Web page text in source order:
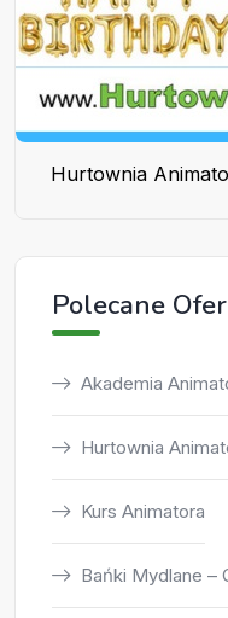
Hurtownia
Polecane
Akademia
Hurtownia
Kurs Animatora
Bańki Mydlane –